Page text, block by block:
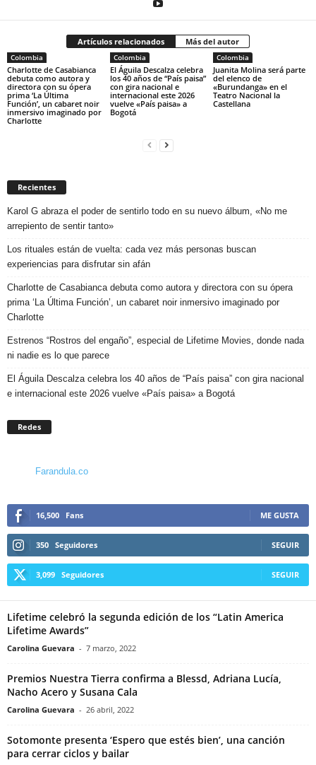
Artículos relacionados Más del autor
Colombia
Charlotte de Casabianca
debuta como autora y
directora con su ópera
prima ‘La Última
Función’, un cabaret noir
inmersivo imaginado por
Charlotte
Colombia
El Águila Descalza celebra
los 40 años de “País paisa”
con gira nacional e
internacional este 2026
vuelve «País paisa» a
Bogotá
Colombia
Juanita Molina será parte
del elenco de
«Burundanga» en el
Teatro Nacional la
Castellana
Recientes
Karol G abraza el poder de sentirlo todo en su nuevo álbum, «No me
arrepiento de sentir tanto»
Los rituales están de vuelta: cada vez más personas buscan
experiencias para disfrutar sin afán
Charlotte de Casabianca debuta como autora y directora con su ópera
prima ‘La Última Función’, un cabaret noir inmersivo imaginado por
Charlotte
Estrenos “Rostros del engaño”, especial de Lifetime Movies, donde nada
ni nadie es lo que parece
El Águila Descalza celebra los 40 años de “País paisa” con gira nacional
e internacional este 2026 vuelve «País paisa» a Bogotá
Redes
Farandula.co
16,500 Fans ME GUSTA
350 Seguidores SEGUIR
3,099 Seguidores SEGUIR
Lifetime celebró la segunda edición de los “Latin America
Lifetime Awards”
Carolina Guevara - 7 marzo, 2022
Premios Nuestra Tierra confirma a Blessd, Adriana Lucía,
Nacho Acero y Susana Cala
Carolina Guevara - 26 abril, 2022
Sotomonte presenta ‘Espero que estés bien’, una canción
para cerrar ciclos y bailar